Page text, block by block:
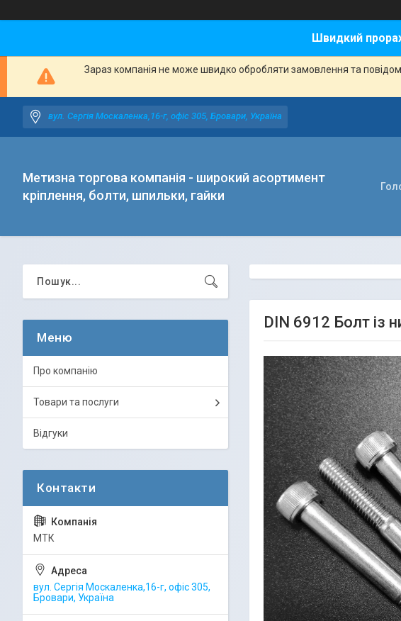
Швидкий
Зараз компанія не може швидко обробляти замовлення та
вул. Сергія Москаленка,16-г, офіс 305, Бровари, Україна
Метизна торгова компанія - широкий асортимент
кріплення, болти, шпильки, гайки
DIN 6912 Болт із
Про компанію
Товари та послуги
Відгуки
МТК
вул. Сергія Москаленка,16-г, офіс 305,
Бровари, Україна